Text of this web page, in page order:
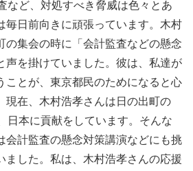
など、対処すべき脅威は色々とあ
毎日前向きに頑張っています。木村
の集会の時に「会計監査などの懸念
声を掛けていました。彼は、私達が
ことが、東京都民のためになると心
現在、木村浩孝さんは日の出町の
日本に貢献をしています。そんな
会計監査の懸念対策講演などにも挑
ました。私は、木村浩孝さんの応援